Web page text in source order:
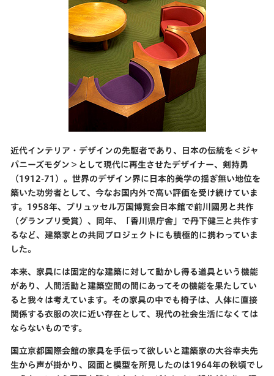
近代インテリア・デザインの先駆者であり、日本の伝統を＜ジャ
パニーズモダン＞として現代に再生させたデザイナー、剣持勇
（1912-71）。世界のデザイン界に日本的美学の揺ぎ無い地位を
築いた功労者として、今なお国内外で高い評価を受け続けていま
す。1958年、ブリュッセル万国博覧会日本館で前川國男と共作
（グランプリ受賞）、同年、「香川県庁舎」で丹下健三と共作す
るなど、建築家との共同プロジェクトにも積極的に携わっていま
した。
本来、家具には固定的な建築に対して動かし得る道具という機能
があり、人間活動と建築空間の間にあってその機能を果たしてい
ると我々は考えています。その家具の中でも椅子は、人体に直接
関係する衣服の次に近い存在として、現代の社会生活になくては
ならないものです。
国立京都国際会館の家具を手伝って欲しいと建築家の大谷幸夫先
生から声が掛かり、図面と模型を所見したのは1964年の秋頃でし